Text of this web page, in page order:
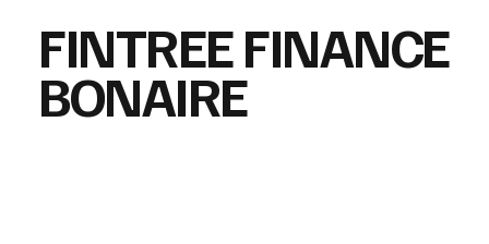
FINTREE FINANCE
BONAIRE